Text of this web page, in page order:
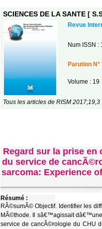
SCIENCES DE LA SANTE [
Revue
Num ISSN :
Parution N°
Volume : 19
Tous les articles de RISM 2017;19,3
Regard sur la prise en
du service de
sarcoma: Experience
Résumé :
RÃ©sumÃ© Objectif. Identifier les
MÃ©thode. Il sâ€™agissait
service de cancÃ©rologie du CHU